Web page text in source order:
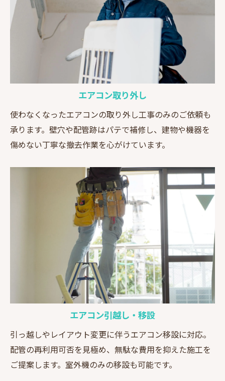
エアコン取り外し
使わなくなったエアコンの取り外し工事のみのご依頼も
承ります。壁穴や配管跡はパテで補修し、建物や機器を
傷めない丁寧な撤去作業を心がけています。
エアコン引越し・移設
引っ越しやレイアウト変更に伴うエアコン移設に対応。
配管の再利用可否を見極め、無駄な費用を抑えた施工を
ご提案します。室外機のみの移設も可能です。